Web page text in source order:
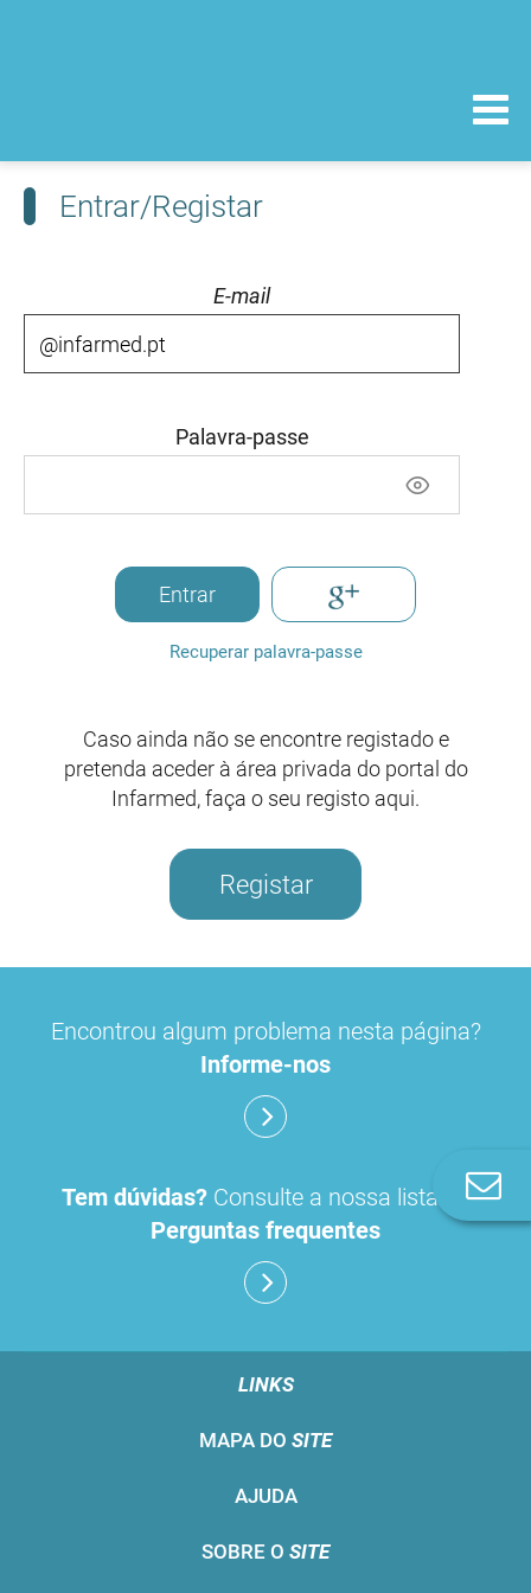
Entrar/Registar
E-mail
Palavra-passe
Entrar
Recuperar palavra-passe
Caso ainda não se encontre registado e
pretenda aceder à área privada do portal do
Infarmed, faça o seu registo aqui.
Registar
Encontrou algum problema nesta página?
Informe-nos
Tem dúvidas? Consulte a nossa lista de
Perguntas frequentes
LINKS
MAPA DO SITE
AJUDA
SOBRE O SITE